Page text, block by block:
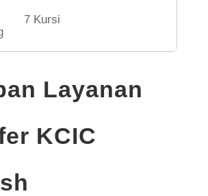
7 Kursi
Layanan
KCIC